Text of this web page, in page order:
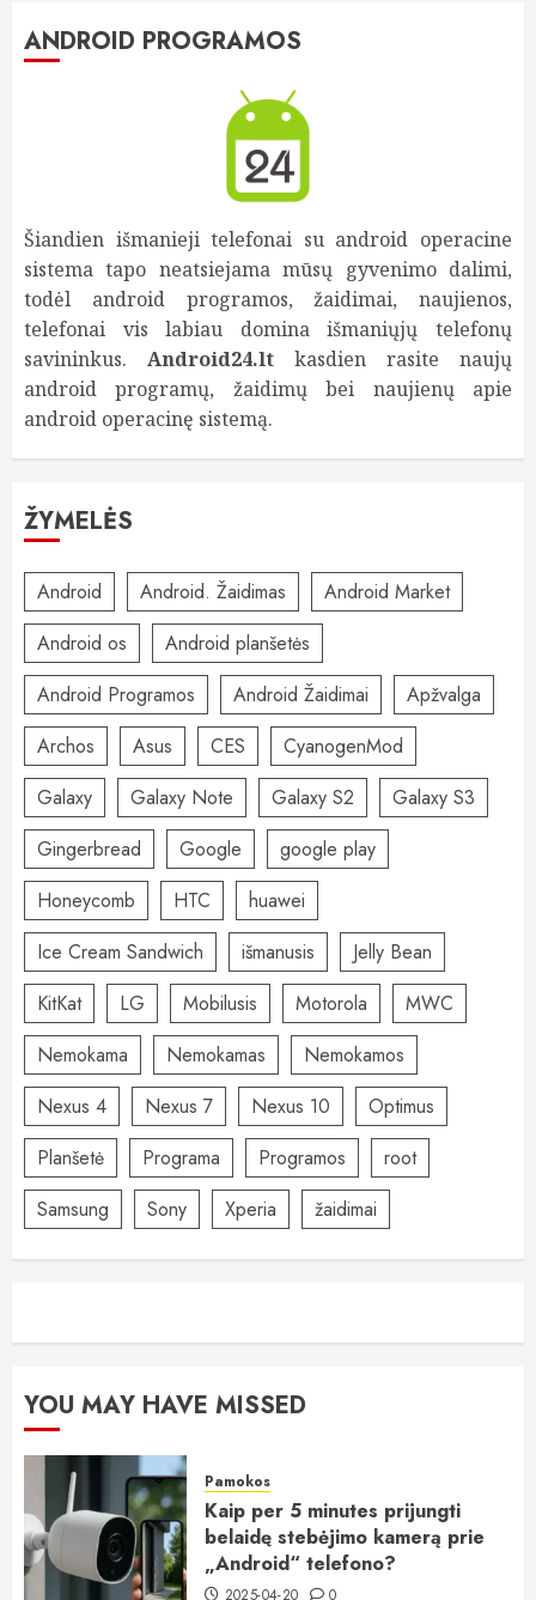
ANDROID PROGRAMOS
Šiandien išmanieji telefonai su android operacine
sistema tapo neatsiejama mūsų gyvenimo dalimi,
todėl android programos, žaidimai, naujienos,
telefonai vis labiau domina išmaniųjų telefonų
savininkus. Android24.lt kasdien rasite naujų
android programų, žaidimų bei naujienų apie
android operacinę sistemą.
ŽYMELĖS
Android Android. Žaidimas
Android Market
Android os
Android planšetės
Android Programos
Android Žaidimai
Apžvalga
Archos
Asus CES
CyanogenMod
Galaxy
Galaxy Note Galaxy S2
Galaxy S3
Gingerbread
Google
google play
Honeycomb
HTC
huawei
Ice Cream Sandwich
išmanusis
Jelly Bean
KitKat
LG Mobilusis Motorola
MWC
Nemokama
Nemokamas
Nemokamos
Nexus 4
Nexus 7 Nexus 10
Optimus
Planšetė
Programa Programos
root
Samsung
Sony Xperia žaidimai
YOU MAY HAVE MISSED
Pamokos
Kaip per 5 minutes prijungti
belaidę stebėjimo kamerą prie
„Android“ telefono?
2025-04-20 0